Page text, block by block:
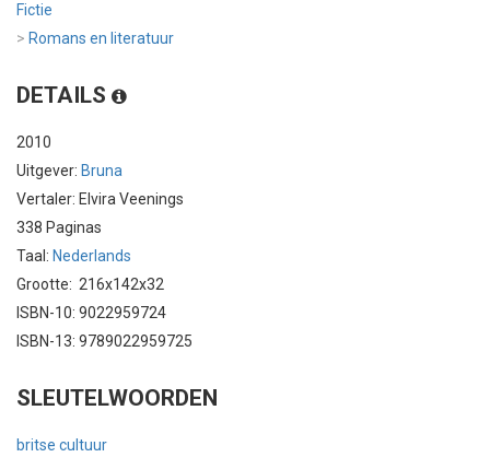
Fictie
> Romans en literatuur
DETAILS
2010
Uitgever: Bruna
Vertaler: Elvira Veenings
338 Paginas
Taal: Nederlands
Grootte: 216x142x32
ISBN-10: 9022959724
ISBN-13: 9789022959725
SLEUTELWOORDEN
britse cultuur